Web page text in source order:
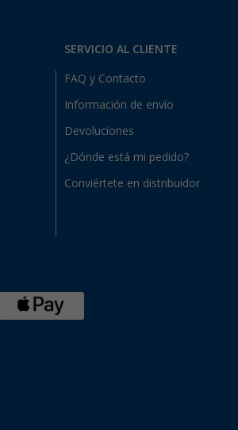
SERVICIO AL CLIENTE
FAQ y Contacto
Información de envío
Devoluciones
¿Dónde está mi pedido?
Conviértete en distribuidor